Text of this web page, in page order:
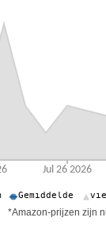
*Amazon-prijzen zijn